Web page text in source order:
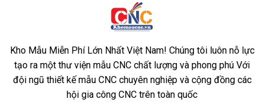
Kho Mẫu Miễn Phí Lớn Nhất Việt Nam! Chúng tôi luôn nỗ lực
tạo ra một thư viện mẫu CNC chất lượng và phong phú Với
đội ngũ thiết kế mẫu CNC chuyên nghiệp và cộng đồng các
hội gia công CNC trên toàn quốc